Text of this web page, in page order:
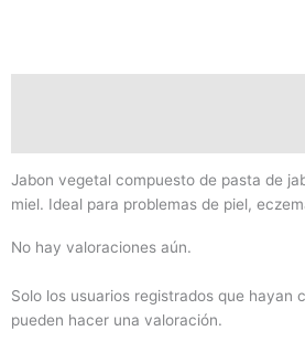
Jabon vegetal compuesto de pasta de
miel. Ideal para problemas de piel,
No hay valoraciones aún.
Solo los usuarios registrados que hayan
pueden hacer una valoración.